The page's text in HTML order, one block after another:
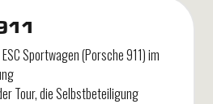
Sportwagen (Porsche 911) im
Tour, die Selbstbeteiligung